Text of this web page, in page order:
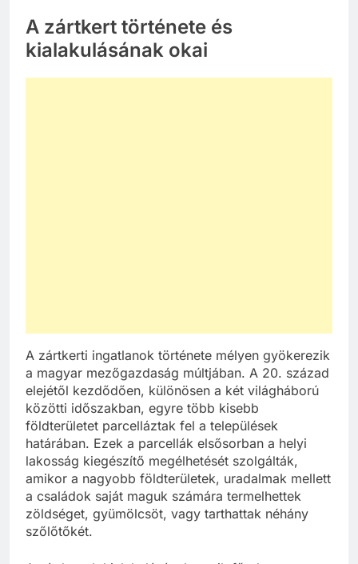
A zártkert története és
kialakulásának okai
A zártkerti ingatlanok története mélyen gyökerezik
a magyar mezőgazdaság múltjában. A 20. század
elejétől kezdődően, különösen a két világháború
közötti időszakban, egyre több kisebb
földterületet parcelláztak fel a települések
határában. Ezek a parcellák elsősorban a helyi
lakosság kiegészítő megélhetését szolgálták,
amikor a nagyobb földterületek, uradalmak mellett
a családok saját maguk számára termelhettek
zöldséget, gyümölcsöt, vagy tarthattak néhány
szőlőtőkét.